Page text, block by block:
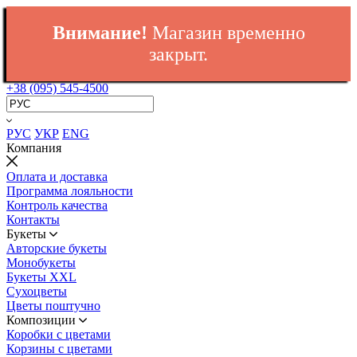
Внимание! Магазин временно
закрыт.
+38 (095) 545-4500
РУС УКР ENG
Компания
Оплата и доставка
Программа лояльности
Контроль качества
Контакты
Букеты
Авторские букеты
Монобукеты
Букеты XXL
Сухоцветы
Цветы поштучно
Композиции
Коробки с цветами
Корзины с цветами